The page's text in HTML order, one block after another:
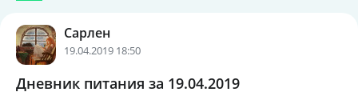
Сарлен
19.04.2019 18:50
Дневник питания за 19.04.2019